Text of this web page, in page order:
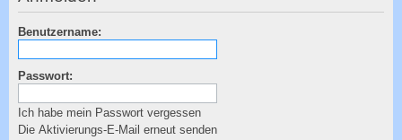
Benutzername:
Passwort:
Ich habe mein Passwort vergessen
Die Aktivierungs-E-Mail erneut senden